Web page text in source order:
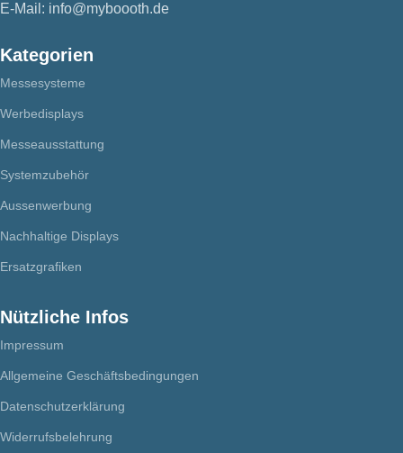
E-Mail: info@myboooth.de
Kategorien
Messesysteme
Werbedisplays
Messeausstattung
Systemzubehör
Aussenwerbung
Nachhaltige Displays
Ersatzgrafiken
Nützliche Infos
Impressum
Allgemeine Geschäftsbedingungen
Datenschutzerklärung
Widerrufsbelehrung